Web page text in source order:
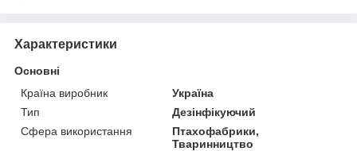
Характеристики
Основні
Країна виробник
Україна
Тип
Дезінфікуючий
Сфера використання
Птахофабрики,
Тваринництво